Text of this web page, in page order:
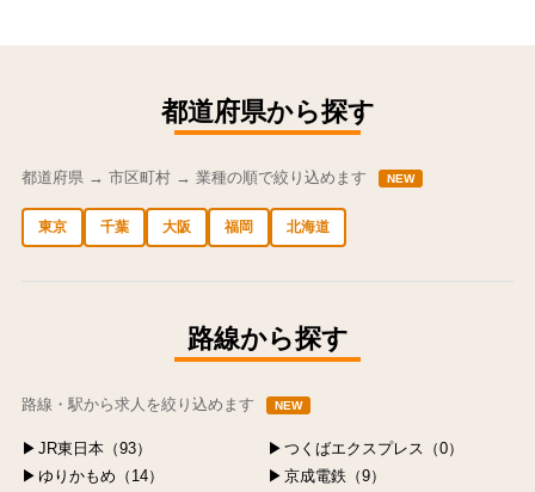
都道府県から探す
都道府県 → 市区町村 → 業種の順で絞り込めます NEW
東京 千葉 大阪 福岡 北海道
路線から探す
路線・駅から求人を絞り込めます NEW
JR東日本（93）
つくばエクスプレス（0）
ゆりかもめ（14）
京成電鉄（9）